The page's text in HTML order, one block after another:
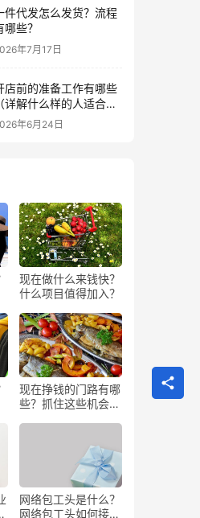
件代发怎么发货？流程
哪些？
年7月17日
店前的准备工作有哪些
（详解什么样的人适合做
意）年6月24日
现在做什么来钱快？
什么项目值得加入？
现在挣钱的门路有哪
些？抓住这些机会闷
网络包工头是什么？
网络包工头如何接业